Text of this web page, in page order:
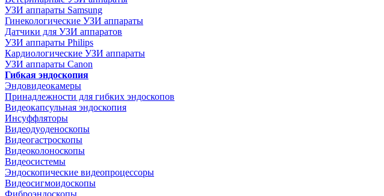
УЗИ аппараты Samsung
Гинекологические УЗИ аппараты
Датчики для УЗИ аппаратов
УЗИ аппараты Philips
Кардиологические УЗИ аппараты
УЗИ аппараты Canon
Гибкая эндоскопия
Эндовидеокамеры
Принадлежности для гибких эндоскопов
Видеокапсульная эндоскопия
Инсуффляторы
Видеодуоденоскопы
Видеогастроскопы
Видеоколоноскопы
Видеосистемы
Эндоскопические видеопроцессоры
Видеосигмоидоскопы
Фиброэндоскопы